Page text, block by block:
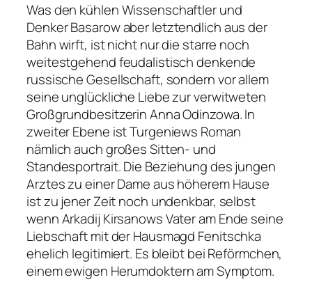
Was den kühlen Wissenschaftler und
Denker Basarow aber letztendlich aus der
Bahn wirft, ist nicht nur die starre noch
weitestgehend feudalistisch denkende
russische Gesellschaft, sondern vor allem
seine unglückliche Liebe zur verwitweten
Großgrundbesitzerin Anna Odinzowa. In
zweiter Ebene ist Turgeniews Roman
nämlich auch großes Sitten- und
Standesportrait. Die Beziehung des jungen
Arztes zu einer Dame aus höherem Hause
ist zu jener Zeit noch undenkbar, selbst
wenn Arkadij Kirsanows Vater am Ende seine
Liebschaft mit der Hausmagd Fenitschka
ehelich legitimiert. Es bleibt bei Reförmchen,
einem ewigen Herumdoktern am Symptom.